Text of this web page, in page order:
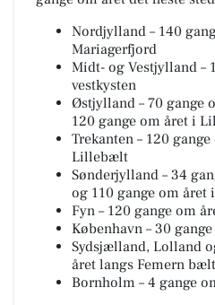
Nordjylland – 140
Mariagerfjord
Midt- og Vestjylland –
vestkysten
Østjylland – 70 gange
120 gange om året i
Trekanten – 120
Lillebælt
Sønderjylland – 34
og 110 gange om året
Fyn – 120 gange om
København – 30
Sydsjælland, Lolland
året langs Femern bælt
Bornholm – 4 gange